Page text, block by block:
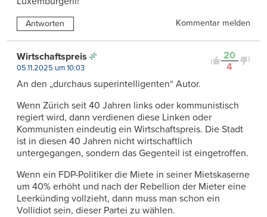
Antworten Kommentar melden
20
4
Wirtschaftspreis
05.11.2025 um 10:03
An den „durchaus superintelligenten“ Autor.
Wenn Zürich seit 40 Jahren links oder kommunistisch
regiert wird, dann verdienen diese Linken oder
Kommunisten eindeutig ein Wirtschaftspreis. Die Stadt
ist in diesen 40 Jahren nicht wirtschaftlich
untergegangen, sondern das Gegenteil ist eingetroffen.
Wenn ein FDP-Politiker die Miete in seiner Mietskaserne
um 40% erhöht und nach der Rebellion der Mieter eine
Leerkünding vollzieht, dann muss man schon ein
Vollidiot sein, dieser Partei zu wählen.